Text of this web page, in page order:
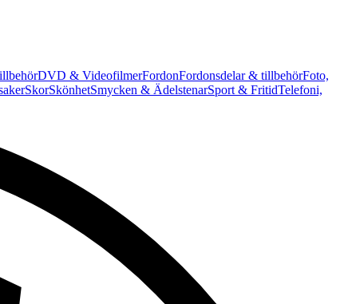
DVD & VideofilmerFordonFordonsdelar & tillbehörFoto,
SkorSkönhetSmycken & ÄdelstenarSport & FritidTelefoni,